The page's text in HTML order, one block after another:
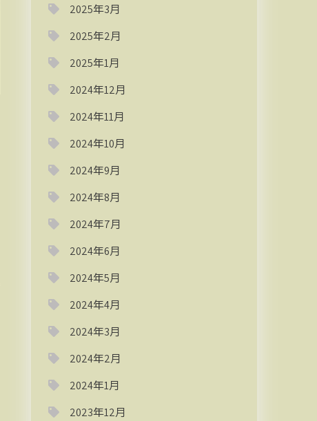
2025年3月
2025年2月
2025年1月
2024年12月
2024年11月
2024年10月
2024年9月
2024年8月
2024年7月
2024年6月
2024年5月
2024年4月
2024年3月
2024年2月
2024年1月
2023年12月